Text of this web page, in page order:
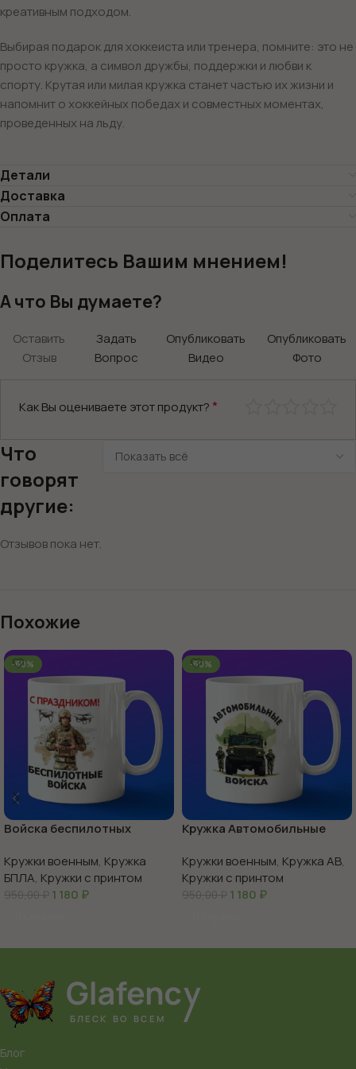
креативным подходом.
Выбирая подарок для хоккеиста или тренера, помните: это не
просто кружка, а символ дружбы, поддержки и любви к
спорту. Крутая или милая кружка станет частью их жизни и
напомнит о хоккейных победах и совместных моментах,
проведенных на льду.
Детали
Доставка
Оплата
Поделитесь Вашим мнением!
А что Вы думаете?
Оставить
Отзыв
Задать
Вопрос
Опубликовать
Видео
Опубликовать
Фото
Как Вы оцениваете этот продукт? *
Что
говорят
другие:
Отзывов пока нет.
Похожие
-60%
Войска беспилотных
Кружки военным, Кружка
БПЛА, Кружки с принтом
950,00₽ 1 180 ₽
-60%
Кружка Автомобильные
Кружки военным, Кружка АВ,
Кружки с принтом
950,00₽ 1 180 ₽
Блог